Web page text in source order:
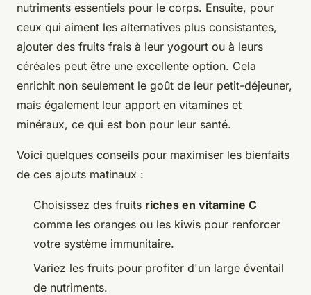
nutriments essentiels pour le corps. Ensuite, pour
ceux qui aiment les alternatives plus consistantes,
ajouter des fruits frais à leur yogourt ou à leurs
céréales peut être une excellente option. Cela
enrichit non seulement le goût de leur petit-déjeuner,
mais également leur apport en vitamines et
minéraux, ce qui est bon pour leur santé.
Voici quelques conseils pour maximiser les bienfaits
de ces ajouts matinaux :
Choisissez des fruits riches en vitamine C
comme les oranges ou les kiwis pour renforcer
votre système immunitaire.
Variez les fruits pour profiter d'un large éventail
de nutriments.